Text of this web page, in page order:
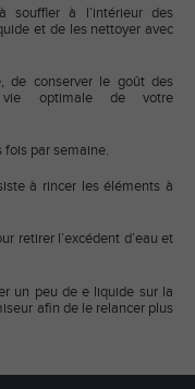
souffler à l’intérieur des
et de les nettoyer avec
de conserver le goût des
optimale de votre
fois par semaine.
à rincer les éléments à
retirer l’excédent d’eau et
un peu de e liquide sur la
afin de le relancer plus